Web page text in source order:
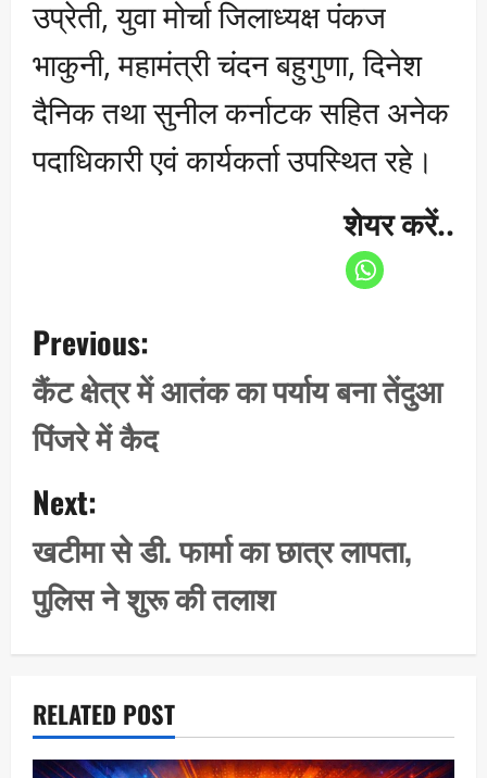
उप्रेती, युवा मोर्चा जिलाध्यक्ष पंकज
भाकुनी, महामंत्री चंदन बहुगुणा, दिनेश
दैनिक तथा सुनील कर्नाटक सहित अनेक
पदाधिकारी एवं कार्यकर्ता उपस्थित रहे।
शेयर करें..
o
s
t
n
v
i
g
a
i
o
n
Previous:
कैंट क्षेत्र में आतंक का पर्याय बना तेंदुआ
पिंजरे में कैद
Next:
खटीमा से डी. फार्मा का छात्र लापता,
पुलिस ने शुरू की तलाश
RELATED POST